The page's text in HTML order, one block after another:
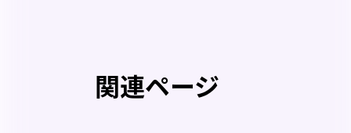
関連ページ